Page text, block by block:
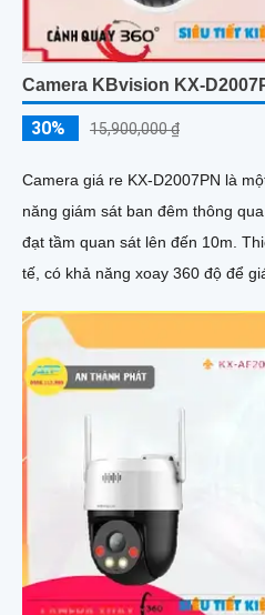
Camera KBvision KX-
30% 15,900,000 ₫
Camera giá re KX-D2007PN là
năng giám sát ban đêm thông
đạt tầm quan sát lên đến 10m. Thiết kế camera nhỏ gọn và tinh
tế, có khả năng xoay 360 độ để